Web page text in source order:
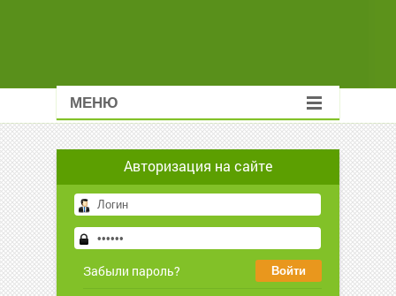
МЕНЮ
Авторизация на сайте
Забыли пароль?